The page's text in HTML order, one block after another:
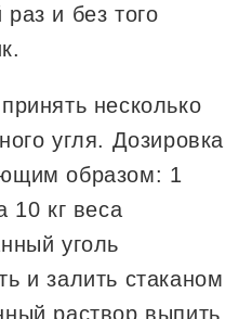
и без того
несколько
угля. Дозировка
образом: 1
10 кг веса
уголь
и залить стаканом
раствор выпить